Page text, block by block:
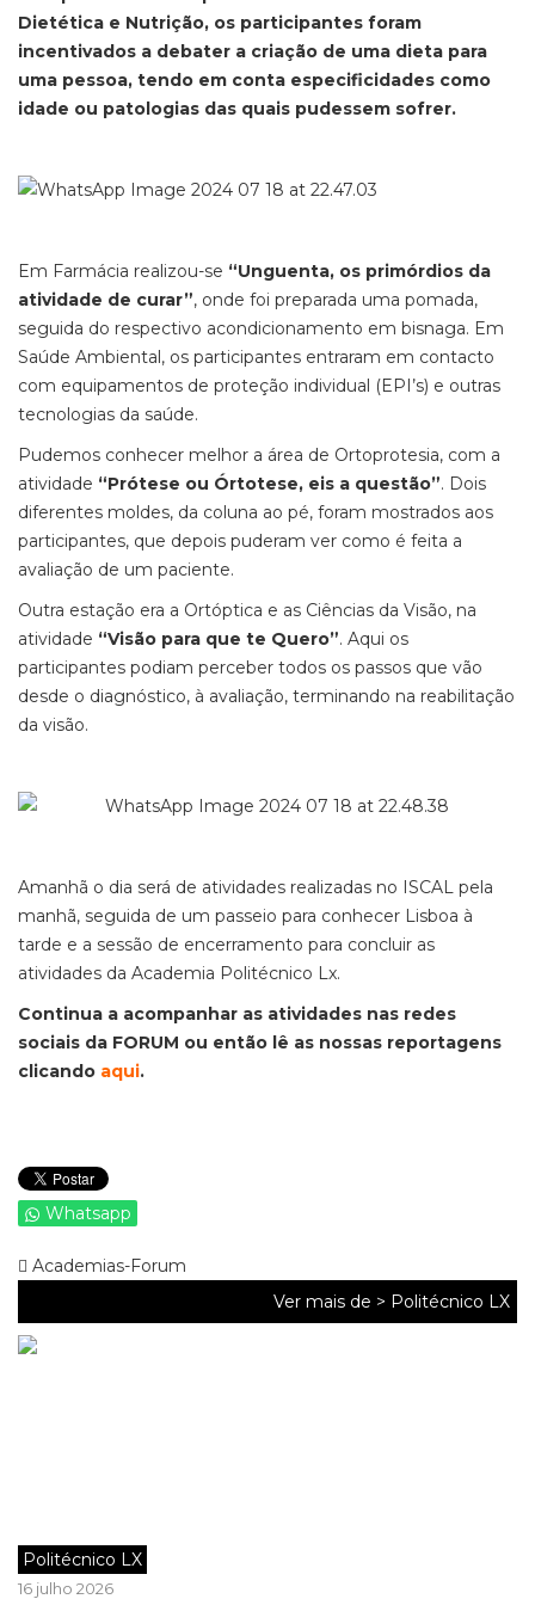
Dietética e Nutrição, os participantes foram
incentivados a debater a criação de uma dieta para
uma pessoa, tendo em conta especificidades como
idade ou patologias das quais pudessem sofrer.
Em Farmácia realizou-se “Unguenta, os primórdios da
atividade de curar”, onde foi preparada uma pomada,
seguida do respectivo acondicionamento em bisnaga. Em
Saúde Ambiental, os participantes entraram em contacto
com equipamentos de proteção individual (EPI’s) e outras
tecnologias da saúde.
Pudemos conhecer melhor a área de Ortoprotesia, com a
atividade “Prótese ou Órtotese, eis a questão”. Dois
diferentes moldes, da coluna ao pé, foram mostrados aos
participantes, que depois puderam ver como é feita a
avaliação de um paciente.
Outra estação era a Ortóptica e as Ciências da Visão, na
atividade “Visão para que te Quero”. Aqui os
participantes podiam perceber todos os passos que vão
desde o diagnóstico, à avaliação, terminando na reabilitação
da visão.
Amanhã o dia será de atividades realizadas no ISCAL pela
manhã, seguida de um passeio para conhecer Lisboa à
tarde e a sessão de encerramento para concluir as
atividades da Academia Politécnico Lx.
Continua a acompanhar as atividades nas redes
sociais da FORUM ou então lê as nossas reportagens
clicando aqui.
Whatsapp
Academias-Forum
Ver mais de > Politécnico LX
Politécnico LX
16 julho 2026